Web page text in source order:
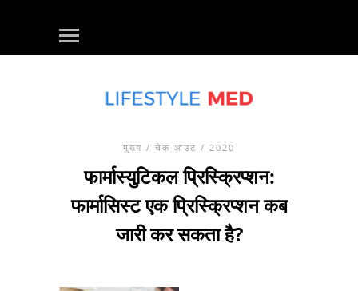
मुख्य / चेक आउट / 2020
फार्मास्युटिकल प्रिस्क्रिप्शन:
फार्मासिस्ट एक प्रिस्क्रिप्शन कब
जारी कर सकता है?